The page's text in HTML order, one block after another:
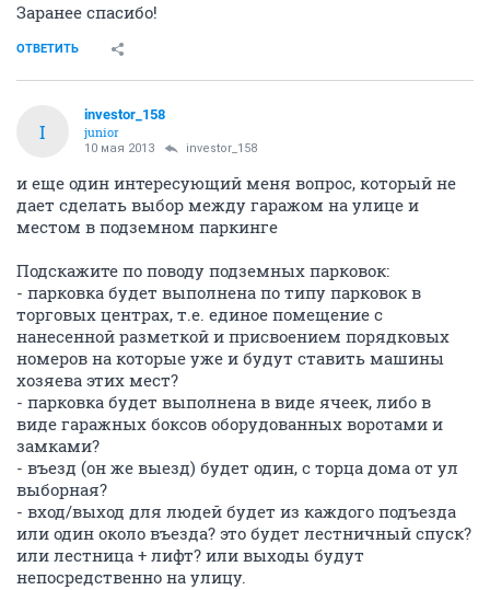
Заранее спасибо!
ОТВЕТИТЬ
I
investor_158
junior
10 мая 2013 investor_158
и еще один интересующий меня вопрос, который не
дает сделать выбор между гаражом на улице и
местом в подземном паркинге
Подскажите по поводу подземных парковок:
- парковка будет выполнена по типу парковок в
торговых центрах, т.е. единое помещение с
нанесенной разметкой и присвоением порядковых
номеров на которые уже и будут ставить машины
хозяева этих мест?
- парковка будет выполнена в виде ячеек, либо в
виде гаражных боксов оборудованных воротами и
замками?
- въезд (он же выезд) будет один, с торца дома от ул
выборная?
- вход/выход для людей будет из каждого подъезда
или один около въезда? это будет лестничный спуск?
или лестница + лифт? или выходы будут
непосредственно на улицу.